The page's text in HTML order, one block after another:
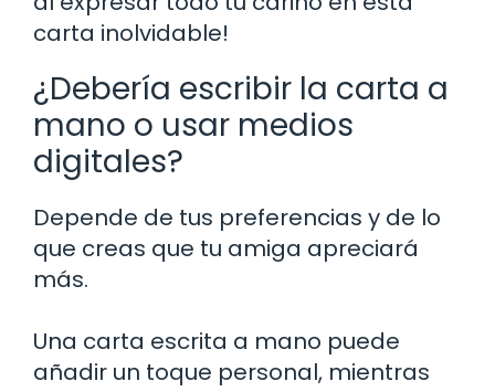
carta inolvidable!
¿Debería escribir la carta a
mano o usar medios
digitales?
Depende de tus preferencias y de lo
que creas que tu amiga apreciará
más.
Una carta escrita a mano puede
añadir un toque personal, mientras